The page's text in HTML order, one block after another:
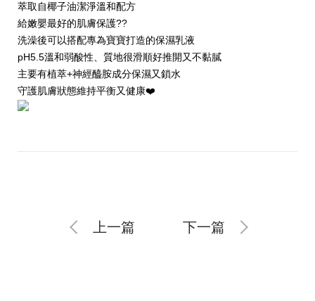
萃取自椰子油潔淨溫和配方
給嫩嬰最好的肌膚保護??
洗澡後可以搭配專為寶寶打造的保濕乳液
pH5.5溫和弱酸性、質地很滑順好推開又不黏膩
主要有植萃+神經醯胺成分保濕又鎖水
守護肌膚狀態維持平衡又健康❤️
上一篇 下一篇